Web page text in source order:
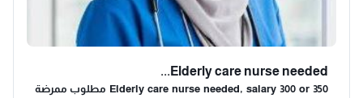
Elderly care nurse needed...
Elderly care nurse needed, salary 300 or 350 مطلوب ممرضة